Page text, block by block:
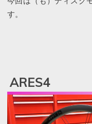
す。
ARES4